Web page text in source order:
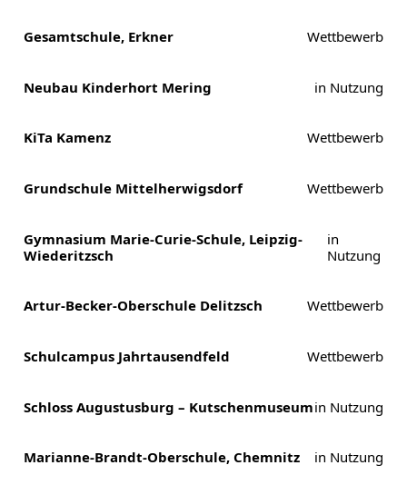
Gesamtschule, Erkner Wettbewerb
Neubau Kinderhort Mering in Nutzung
KiTa Kamenz Wettbewerb
Grundschule Mittelherwigsdorf Wettbewerb
Gymnasium Marie-Curie-Schule, Leipzig-
Wiederitzsch
in
Nutzung
Artur-Becker-Oberschule Delitzsch Wettbewerb
Schulcampus Jahrtausendfeld Wettbewerb
Schloss Augustusburg – Kutschenmuseumin Nutzung
Marianne-Brandt-Oberschule, Chemnitz in Nutzung